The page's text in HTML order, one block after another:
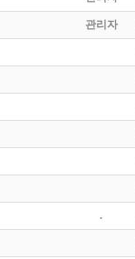
관리자
.